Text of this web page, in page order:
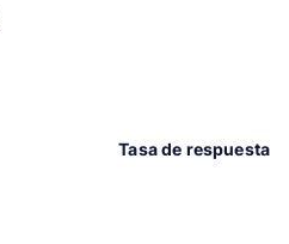
Tasa de respuesta